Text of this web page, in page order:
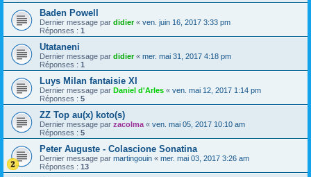
Baden Powell
Dernier message par didier« ven. juin 16, 2017 3:33 pm
Réponses : 1
Utataneni
Dernier message par didier« mer. mai 31, 2017 4:18 pm
Réponses : 1
Luys Milan fantaisie XI
Dernier message par Daniel d'Arles « ven. mai 12, 2017 1:14 pm
Réponses : 5
ZZ Top au(x) koto(s)
Dernier message par zacolma « ven. mai 05, 2017 10:10 am
Réponses : 5
Peter Auguste - Colascione Sonatina
Dernier message par martingouin « mer. mai 03, 2017 3:26 am
Réponses : 13